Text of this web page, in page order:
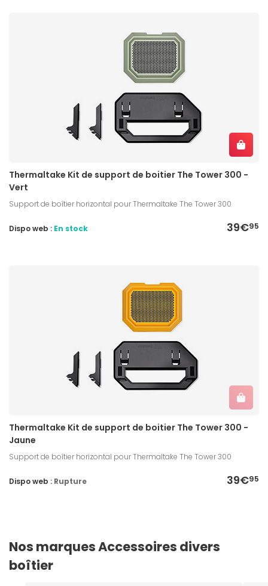
Thermaltake Kit de support de boitier The Tower 300 -
Vert
Support de boîtier horizontal pour Thermaltake The Tower 300
39€95
Dispo web : En stock
Thermaltake Kit de support de boitier The Tower 300 -
Jaune
Support de boîtier horizontal pour Thermaltake The Tower 300
39€95
Dispo web : Rupture
Nos marques Accessoires divers
boîtier